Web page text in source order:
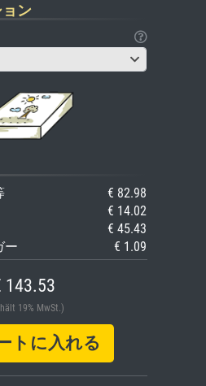
ン
€ 82.98
€ 14.02
€ 45.43
ー
€ 1.09
143.53
19% MwSt.)
に入れる